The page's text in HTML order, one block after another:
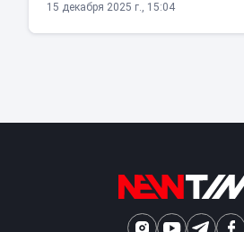
15 декабря 2025 г., 15:04